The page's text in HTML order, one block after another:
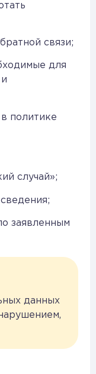
связи;
для
политике
случай»;
заявленным
данных